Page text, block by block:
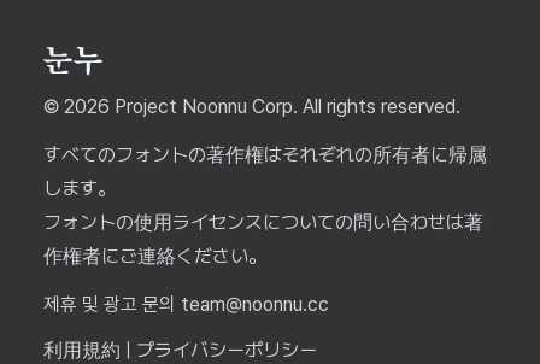
© 2026 Project Noonnu Corp. All rights reserved.
すべてのフォントの著作権はそれぞれの所有者に帰属
します。
フォントの使用ライセンスについての問い合わせは著
作権者にご連絡ください。
제휴 및 광고 문의 team@noonnu.cc
利用規約
プライバシーポリシー